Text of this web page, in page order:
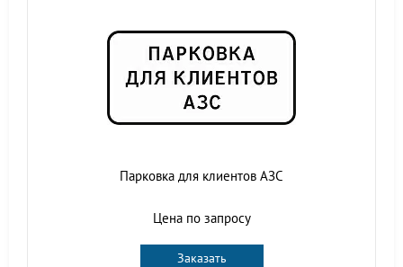
Парковка для клиентов АЗС
Цена по запросу
Заказать